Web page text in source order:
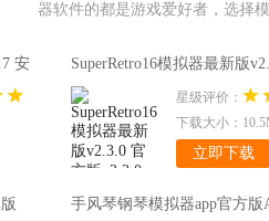
器软件的都是游戏爱好者，选择
的内容，一定程度上能解决很多
[更多]
安
SuperRetro16模拟器最新版
v2.3.0 官方版
星级评价：
下载大小：
立即下载
手风琴钢琴模拟器app官方版